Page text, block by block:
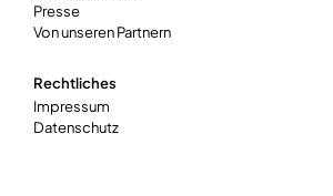
Presse
Von unseren Partnern
Rechtliches
Impressum
Datenschutz